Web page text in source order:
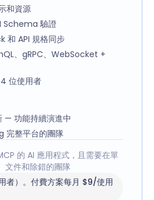
和資源
Schema 驗證
和 API 規格同步
、gRPC、WebSocket +
位使用者
— 功能持續演進中
完整平台的團隊
的 AI 應用程式，且需要在單
文件和除錯的團隊
者）。付費方案每月 $9/使用